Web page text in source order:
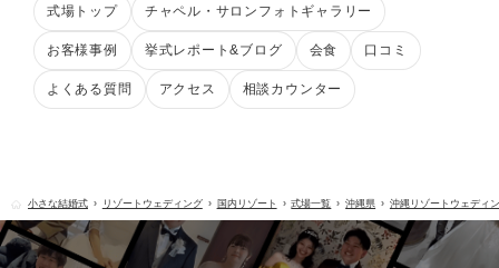
式場トップ チャペル・サロンフォトギャラリー
お客様事例 挙式レポート&ブログ 会食 口コミ
よくある質問 アクセス 相談カウンター
小さな結婚式 リゾートウェディング 国内リゾート 式場一覧 沖縄県 沖縄リゾートウェディ